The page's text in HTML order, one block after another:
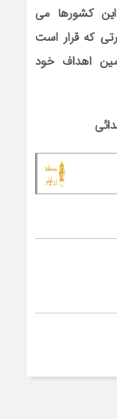
این کشورها می
که قرار است
اهداف خود